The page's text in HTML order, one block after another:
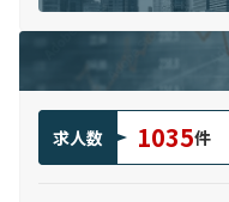
求人数 1035件